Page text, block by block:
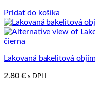
Pridať do košíka
Lakovaná bakelitová
2.80 € s DPH